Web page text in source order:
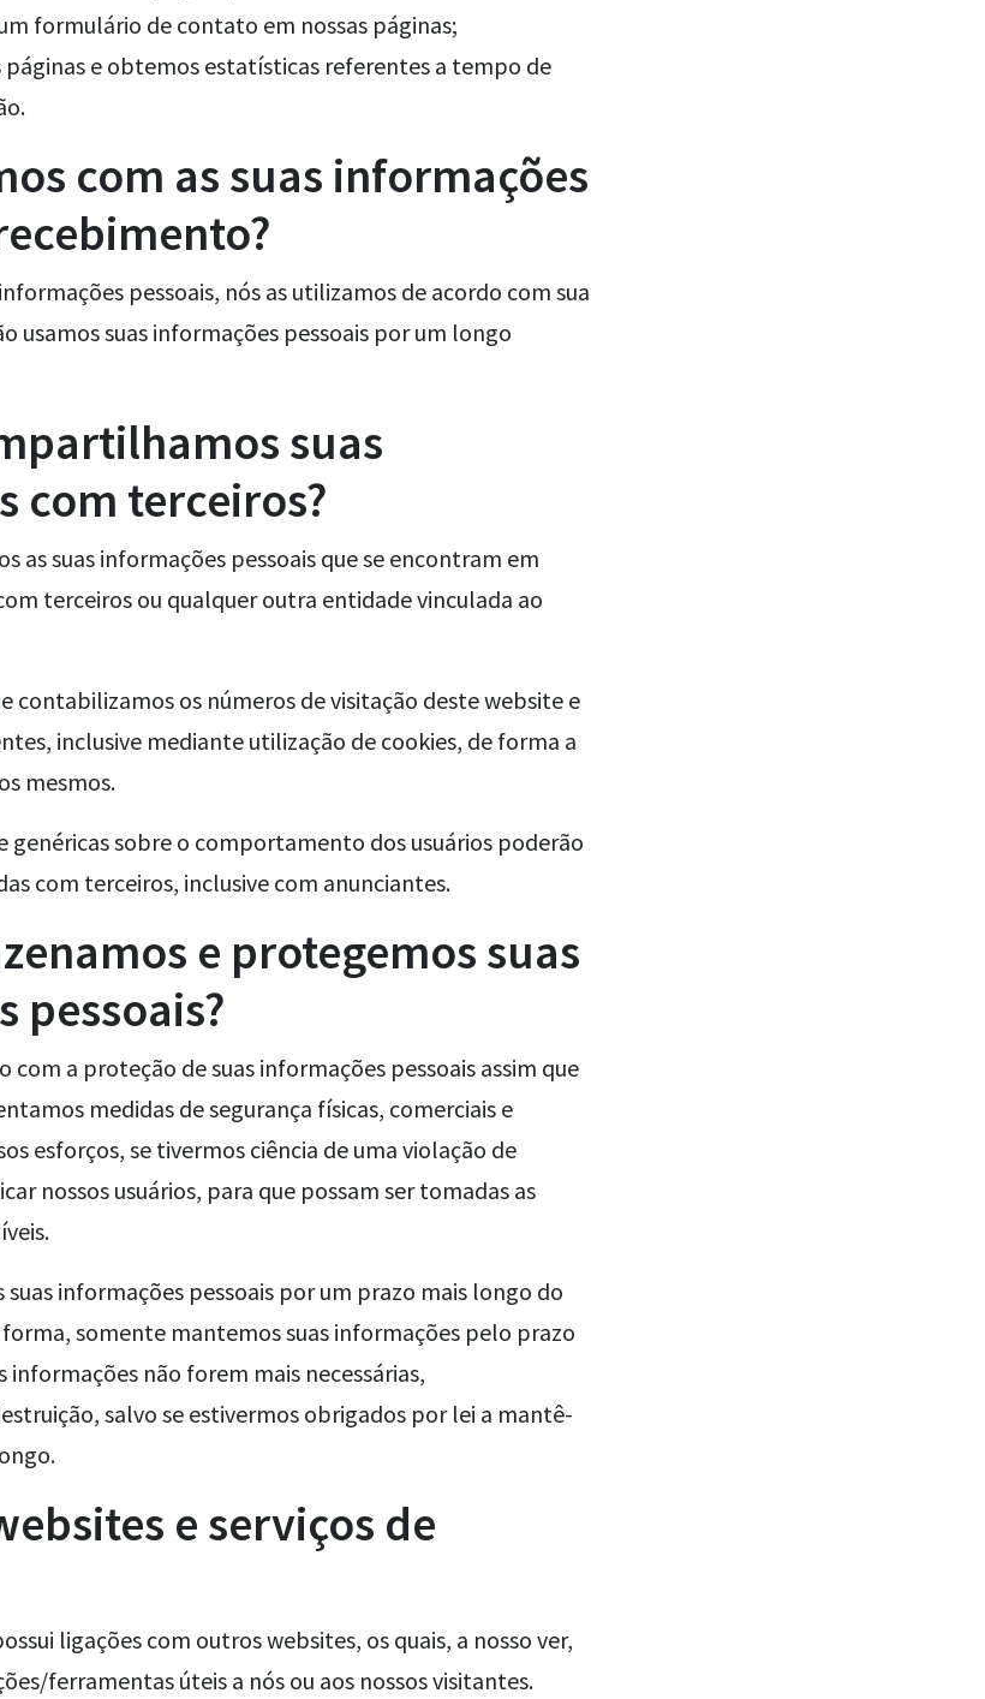
formulário de contato em nossas páginas;
páginas e obtemos estatísticas referentes a tempo de
com as suas informações
pessoais, nós as utilizamos de acordo com sua
usamos suas informações pessoais por um longo
suas
com terceiros?
as suas informações pessoais que se encontram em
terceiros ou qualquer outra entidade vinculada ao
contabilizamos os números de visitação deste website e
inclusive mediante utilização de cookies, de forma a
mesmos.
genéricas sobre o comportamento dos usuários poderão
com terceiros, inclusive com anunciantes.
e protegemos suas
pessoais?
com a proteção de suas informações pessoais assim que
medidas de segurança físicas, comerciais e
esforços, se tivermos ciência de uma violação de
nossos usuários, para que possam ser tomadas as
informações pessoais por um prazo mais longo do
forma, somente mantemos suas informações pelo prazo
informações não forem mais necessárias,
salvo se estivermos obrigados por lei a mantê-
e serviços de
ligações com outros websites, os quais, a nosso ver,
ferramentas úteis a nós ou aos nossos visitantes.